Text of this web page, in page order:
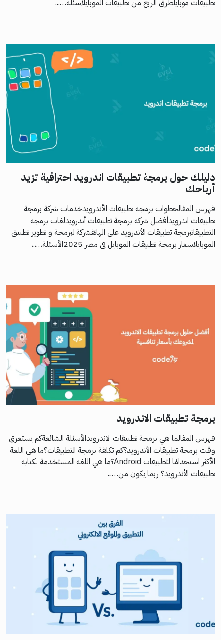
تطبيقات موبايلطرق الربح من تطبيقات الموبايلأسئلة…...
دليلك حول برمجة تطبيقات اندرويد احترافية تزيد
أرباحك
فهرس المقالخطوات برمجة تطبيقات الأندرويدخدمات شركة برمجة
تطبيقات اندرويدأفضل شركة برمجة تطبيقات أندرويدلغات برمجة
التطبيقاتبرمجة تطبيقات الأندرويد على الهاتفشركة لبرمجة و تطوير تطبيق
الموبايلاسعار برمجة تطبيقات الموبايل فى مصر 2025الأسئلة…...
برمجة تطبيقات الاندرويد
فهرس المقالما هي برمجة تطبيقات الاندرويدالأسئلة الشائعةكم يستغرق
وقت برمجة تطبيقات الأندرويد؟كم تكلفة برمجة التطبيقات؟ما هي اللغة
الأكثر استخدامًا لتطبيقات Android؟ما هي اللغة المستخدمة لكتابة
تطبيقات الأندرويد؟ ربما يكون من…...